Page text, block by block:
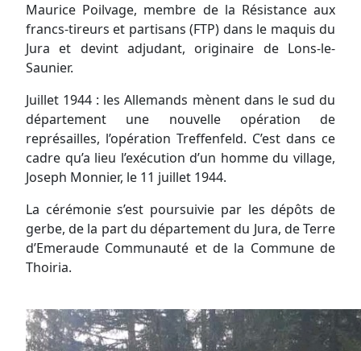
Maurice Poilvage, membre de la Résistance aux
francs-tireurs et partisans (FTP) dans le maquis du
Jura et devint adjudant, originaire de Lons-le-
Saunier.
Juillet 1944 : les Allemands mènent dans le sud du
département une nouvelle opération de
représailles, l’opération Treffenfeld. C’est dans ce
cadre qu’a lieu l’exécution d’un homme du village,
Joseph Monnier, le 11 juillet 1944.
La cérémonie s’est poursuivie par les dépôts de
gerbe, de la part du département du Jura, de Terre
d’Emeraude Communauté et de la Commune de
Thoiria.